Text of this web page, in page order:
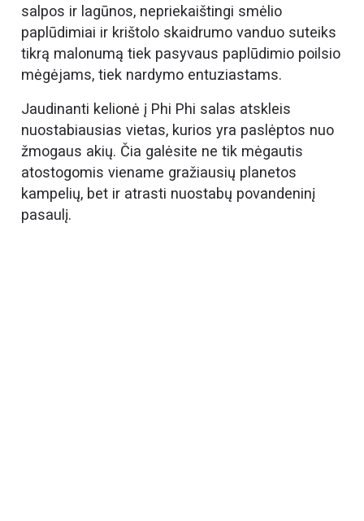
salpos ir lagūnos, nepriekaištingi smėlio
paplūdimiai ir krištolo skaidrumo vanduo suteiks
tikrą malonumą tiek pasyvaus paplūdimio poilsio
mėgėjams, tiek nardymo entuziastams.
Jaudinanti kelionė į Phi Phi salas atskleis
nuostabiausias vietas, kurios yra paslėptos nuo
žmogaus akių. Čia galėsite ne tik mėgautis
atostogomis viename gražiausių planetos
kampelių, bet ir atrasti nuostabų povandeninį
pasaulį.